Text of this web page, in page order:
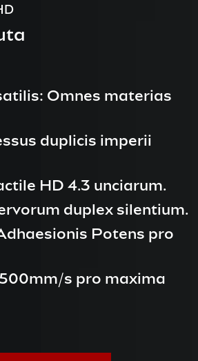
Omnes materias
duplicis imperii
HD 4.3 unciarum.
duplex silentium.
Potens pro
s pro maxima